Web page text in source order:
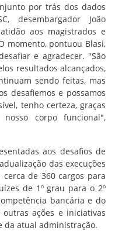
por trás dos dados
desembargador João
aos magistrados e
momento, pontuou Blasi,
e agradecer. "São
resultados alcançados,
sendo feitas, mas
desafiemos e possamos
tenho certeza, graças
corpo funcional",
aos desafios de
das execuções
de 360 cargos para
de 1º grau para o 2º
bancária e do
ações e iniciativas
da atual administração.